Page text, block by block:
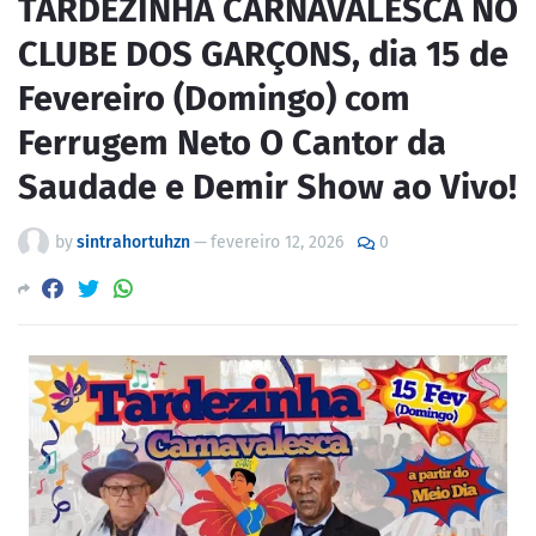
TARDEZINHA CARNAVALESCA NO
CLUBE DOS GARÇONS, dia 15 de
Fevereiro (Domingo) com
Ferrugem Neto O Cantor da
Saudade e Demir Show ao Vivo!
bysintrahortuhzn—fevereiro 12, 2026 0